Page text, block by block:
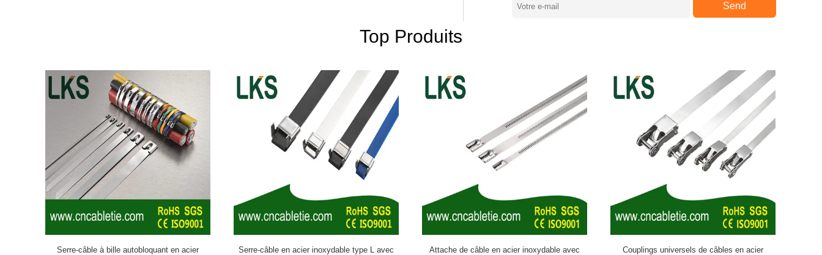
en acier inoxydable revêtu de PVC"Bande en acier inoxydable, marqueurs de fil, outils de cordage, etc.)
et Les attaches de câbles en nylon (attache de câbles en nylon auto-verrouillable,attache de câble
menottes,attache de câble automatique,attache de câble avec carte d'identité,etc.) depuis 1999.Nos
produits ont passé l'authentification du système international de qualité ISO9001et obtenir le certificat CE,
RoH. Notre société dispose d'équipements de production, d'inspection, de test et d'une riche force
technique. Elle dispose d'un réseau de vente de toutes les parties du monde et d'un système de réseau de
service.Notre société insiste sur le " marché " comme direction tout le temps.nous sommes des pionniers
et continuons à aller de l'avant avec l'objectif de "la qualité cherche la survie, l'honneur cherche le
développement" constamment.perfectionner le fonctionnement et les idées de gestion des entreprises, et
de faire l'espoir sincère de se faire des amis partout dans le monde. Bienvenue à nous contacter! Les
États membres doivent veiller à ce que les informations fournies par les autorités compétentes soient
Send
Top Produits
Serre-câble à bille autobloquant en acier
Serre-câble en acier inoxydable type L avec
Attache de câble en acier inoxydable avec
Couplings universels de câbles en acier